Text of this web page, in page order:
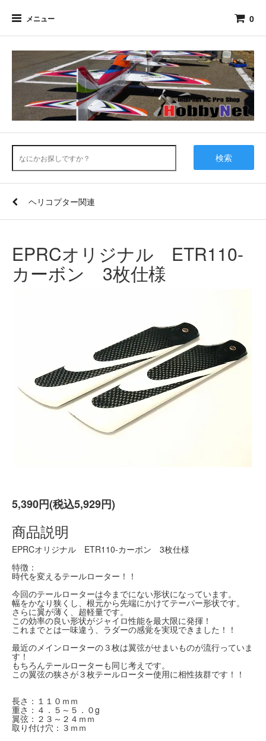
メニュー 0
検索
ヘリコプター関連
EPRCオリジナル ETR110-
カーボン 3枚仕様
5,390円(税込5,929円)
商品説明
EPRCオリジナル ETR110-カーボン 3枚仕様
特徴：
時代を変えるテールローター！！
今回のテールローターは今までにない形状になっています。
幅をかなり狭くし、根元から先端にかけてテーパー形状です。
さらに翼が薄く、超軽量です。
この効率の良い形状がジャイロ性能を最大限に発揮！
これまでとは一味違う、ラダーの感覚を実現できました！！
最近のメインローターの３枚は翼弦がせまいものが流行っていま
す！
もちろんテールローターも同じ考えです。
この翼弦の狭さが３枚テールローター使用に相性抜群です！！
長さ：１１０ｍｍ
重さ：４．５～５．０g
翼弦：２３～２４ｍｍ
取り付け穴：３ｍｍ